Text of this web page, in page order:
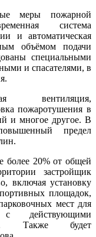
меры пожарной
система
и автоматическая
объёмом подачи
специальными
и спасателями, в
вентиляция,
пожаротушения в
и многое другое. В
предел
более 20% от общей
застройщик
включая установку
площадок,
мест для
действующими
Также будет